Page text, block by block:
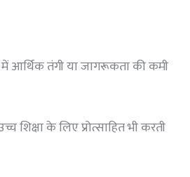
आर्थिक तंगी या जागरूकता की कमी
शिक्षा के लिए प्रोत्साहित भी करती